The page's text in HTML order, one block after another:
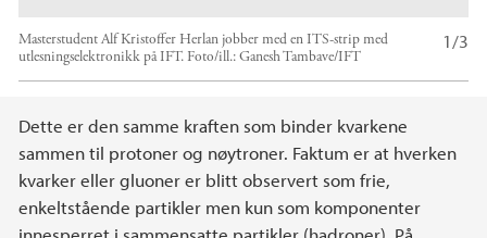
Masterstudent Alf Kristoffer Herlan jobber med en ITS-strip med
utlesningselektronikk på IFT. Foto/ill.:Ganesh Tambave/IFT
1/3
Hovedinnhold
Dette er den samme kraften som binder kvarkene
sammen til protoner og nøytroner. Faktum er at hverken
kvarker eller gluoner er blitt observert som frie,
enkeltstående partikler men kun som komponenter